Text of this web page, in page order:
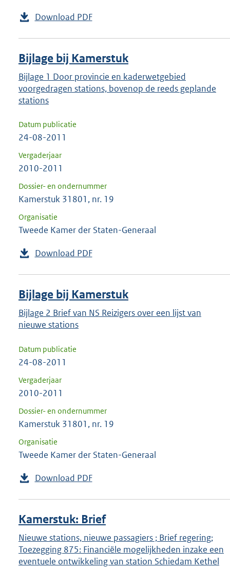
Download PDF
Bijlage bij Kamerstuk
Bijlage 1 Door provincie en kaderwetgebied
voorgedragen stations, bovenop de reeds geplande
stations
Datum publicatie
24-08-2011
Vergaderjaar
2010-2011
Dossier- en ondernummer
Kamerstuk 31801, nr. 19
Organisatie
Tweede Kamer der Staten-Generaal
Download PDF
Bijlage bij Kamerstuk
Bijlage 2 Brief van NS Reizigers over een lijst van
nieuwe stations
Datum publicatie
24-08-2011
Vergaderjaar
2010-2011
Dossier- en ondernummer
Kamerstuk 31801, nr. 19
Organisatie
Tweede Kamer der Staten-Generaal
Download PDF
Kamerstuk: Brief
Nieuwe stations, nieuwe passagiers ; Brief regering;
Toezegging 875: Financiële mogelijkheden inzake een
eventuele ontwikkeling van station Schiedam Kethel